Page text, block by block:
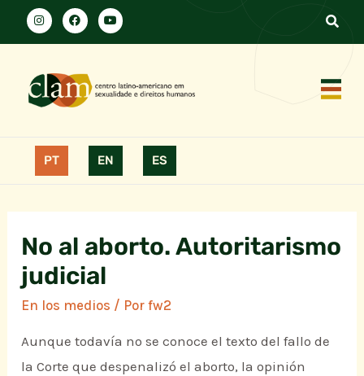
PT EN ES
No al aborto. Autoritarismo
judicial
En los medios / Porfw2
Aunque todavía no se conoce el texto del fallo de
la Corte que despenalizó el aborto, la opinión